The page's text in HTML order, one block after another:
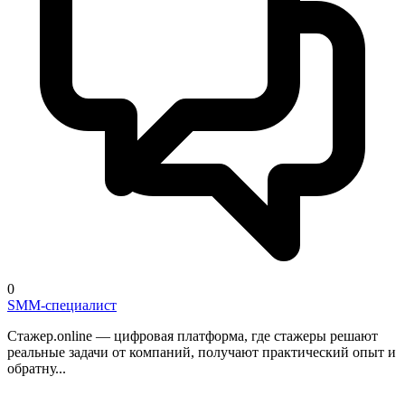
0
SMM-специалист
Стажер.online — цифровая платформа, где стажеры решают
реальные задачи от компаний, получают практический опыт и
обратну...